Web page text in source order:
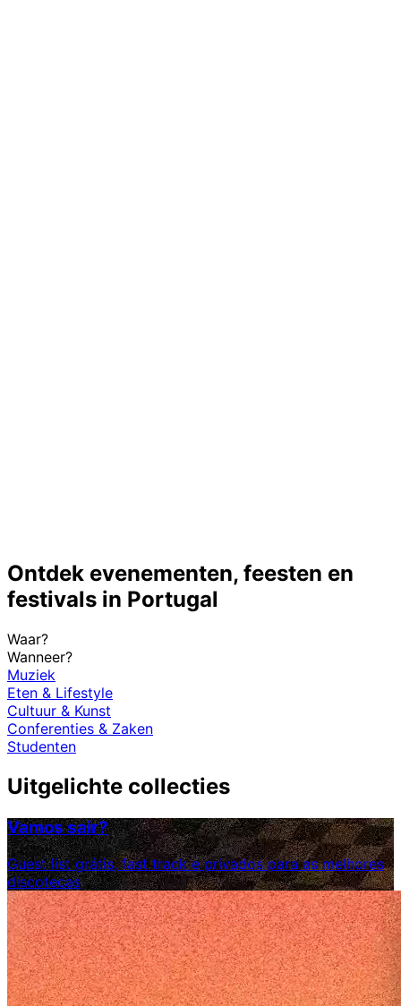
Ontdek evenementen, feesten en
festivals in Portugal
Waar?
Wanneer?
Muziek
Eten & Lifestyle
Cultuur & Kunst
Conferenties & Zaken
Studenten
Uitgelichte collecties
Vamos sair?
Guest list grátis, fast track e privados para as melhores
discotecas